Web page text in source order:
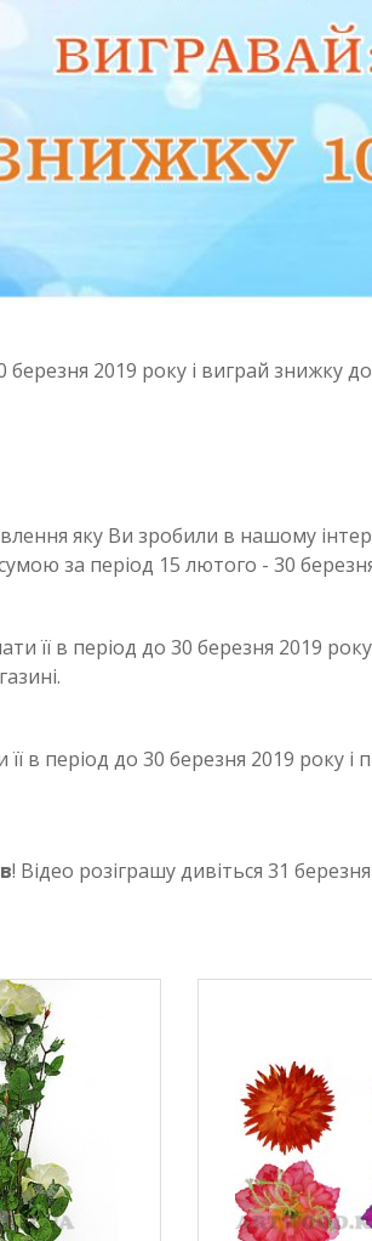
березня 2019 року і виграй знижку
яку Ви зробили в нашому
за період 15 лютого - 30
її в період до 30 березня 2019
в період до 30 березня 2019 року і
! Відео розіграшу дивіться 31